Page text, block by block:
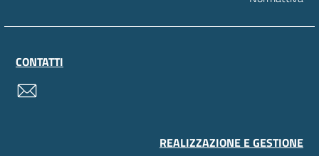
CONTATTI
REALIZZAZIONE E GESTIONE